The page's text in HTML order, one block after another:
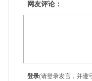
网友评论：
登录(请登录发言，并遵